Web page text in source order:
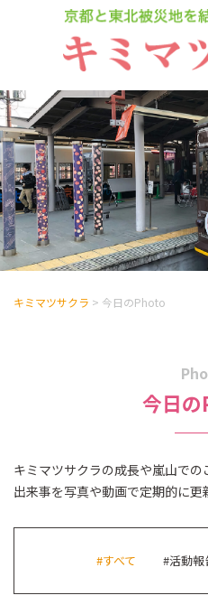
キミマツサクラ > 今日のPhoto
今日
キミマツサクラの成長や嵐山で
出来事を写真や動画で定期的に更
#すべて #活動報